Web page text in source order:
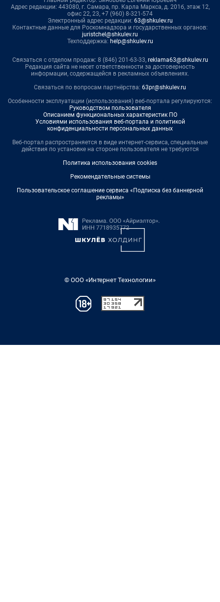
Адрес редакции: 443080, г. Самара, пр. Карла Маркса, д. 201б, этаж 12,
офис 22, 23, +7 (960) 8-321-574
Электронный адрес редакции: 63@shkulev.ru
Контактные данные для Роскомнадзора и государственных органов:
juristchel@shkulev.ru
Техподдержка: help@shkulev.ru
Связаться с отделом продаж: 8 (846) 201-63-33, reklama63@shkulev.ru
Редакция сайта не несет ответственности за достоверность
информации, содержащейся в рекламных объявлениях.
Связаться по вопросам партнёрства: 63pr@shkulev.ru
Особенности эксплуатации (использования) веб-портала регулируются:
Руководством пользователя
Описанием функциональных характеристик ПО
Условиями использования веб-портала и политикой
конфиденциальности персональных данных
Веб-портал распространяется в виде интернет-сервиса, специальные
действия по установке на стороне пользователя не требуются
Политика использования cookies
Рекомендательные системы
Пользовательское соглашение сервиса «Подписка без баннерной
рекламы»
© ООО «Интернет Технологии»